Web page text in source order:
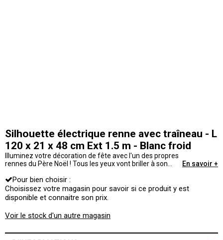
Silhouette électrique renne avec traîneau - L
120 x 21 x 48 cm Ext 1.5 m - Blanc froid
Illuminez votre décoration de fête avec l'un des propres
rennes du Père Noël ! Tous les yeux vont briller à son
En savoir +
Pour bien choisir :
Choisissez votre magasin pour savoir si ce produit y est
disponible et connaitre son prix.
Voir le stock d'un autre magasin